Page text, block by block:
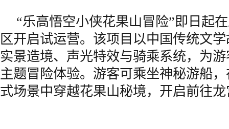
“乐高悟空小侠花果山冒险”即日起
区开启试运营。该项目以中国传统文
实景造境、声光特效与骑乘系统，为
主题冒险体验。游客可乘坐神秘游船
式场景中穿越花果山秘境，开启前往